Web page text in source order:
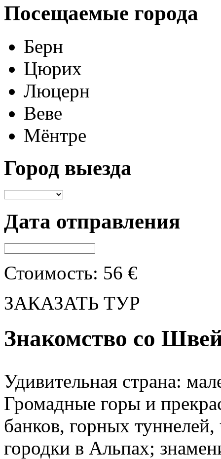
Посещаемые города
Берн
Цюрих
Люцерн
Веве
Мёнтре
Город выезда
Дата отправления
Стоимость: 56 €
ЗАКАЗАТЬ ТУР
Знакомство со
Удивительная страна:
Громадные горы и
банков, горных
городки в Альпах;